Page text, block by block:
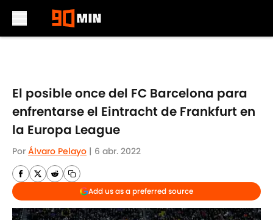
El posible once del FC Barcelona para
enfrentarse el Eintracht de Frankfurt en
la Europa League
Por Álvaro Pelayo | 6 abr. 2022
Add us as a preferred source